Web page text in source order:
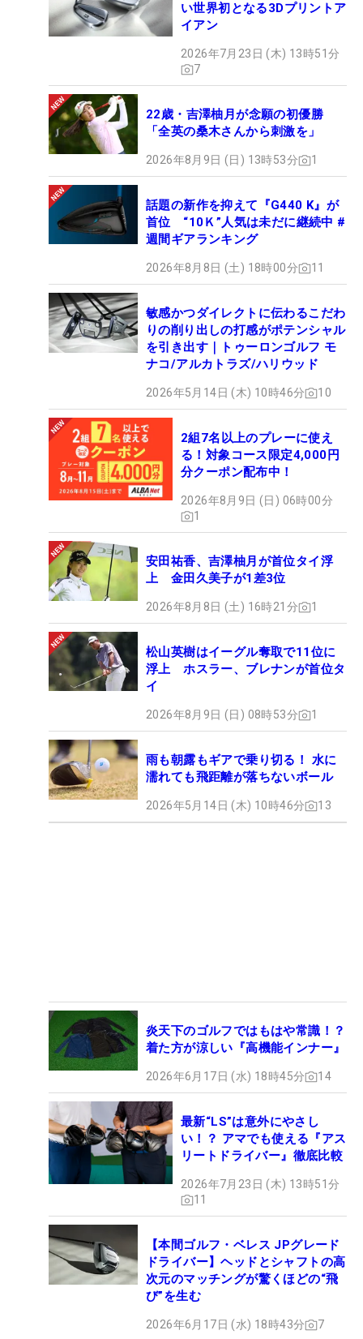
い世界初となる3Dプリントア
イアン
2026年7月23日 (木) 13時51分
7
22歳・吉澤柚月が念願の初優勝
「全英の桑木さんから刺激を」
2026年8月9日 (日) 13時53分 1
話題の新作を抑えて『G440 K』が
首位 “10Ｋ”人気は未だに継続中 #
週間ギアランキング
2026年8月8日 (土) 18時00分 11
敏感かつダイレクトに伝わるこだわ
りの削り出しの打感がポテンシャル
を引き出す｜トゥーロンゴルフ モ
ナコ/アルカトラズ/ハリウッド
2026年5月14日 (木) 10時46分 10
2組7名以上のプレーに使え
る！対象コース限定4,000円
分クーポン配布中！
2026年8月9日 (日) 06時00分
1
安田祐香、吉澤柚月が首位タイ浮
上 金田久美子が1差3位
2026年8月8日 (土) 16時21分 1
松山英樹はイーグル奪取で11位に
浮上 ホスラー、ブレナンが首位タ
イ
2026年8月9日 (日) 08時53分 1
雨も朝露もギアで乗り切る！ 水に
濡れても飛距離が落ちないボール
2026年5月14日 (木) 10時46分 13
炎天下のゴルフではもはや常識！？
着た方が涼しい『高機能インナー』
2026年6月17日 (水) 18時45分 14
最新“LS”は意外にやさし
い！？ アマでも使える『アス
リートドライバー』徹底比較
2026年7月23日 (木) 13時51分
11
【本間ゴルフ・ベレス JPグレード
ドライバー】ヘッドとシャフトの高
次元のマッチングが驚くほどの“飛
び”を生む
2026年6月17日 (水) 18時43分 7